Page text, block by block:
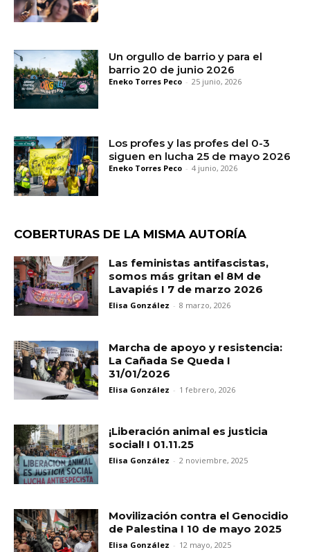
Un orgullo de barrio y para el
barrio 20 de junio 2026
Eneko Torres Peco - 25 junio, 2026
Los profes y las profes del 0-3
siguen en lucha 25 de mayo 2026
Eneko Torres Peco - 4 junio, 2026
COBERTURAS DE LA MISMA AUTORÍA
Las feministas antifascistas,
somos más gritan el 8M de
Lavapiés I 7 de marzo 2026
Elisa González - 8 marzo, 2026
Marcha de apoyo y resistencia:
La Cañada Se Queda I
31/01/2026
Elisa González - 1 febrero, 2026
¡Liberación animal es justicia
social! I 01.11.25
Elisa González - 2 noviembre, 2025
Movilización contra el Genocidio
de Palestina I 10 de mayo 2025
Elisa González - 12 mayo, 2025